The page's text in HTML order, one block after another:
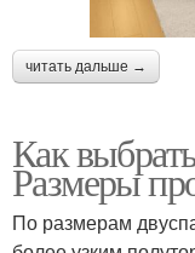
читать дальше →
Как
Размеры
По размерам